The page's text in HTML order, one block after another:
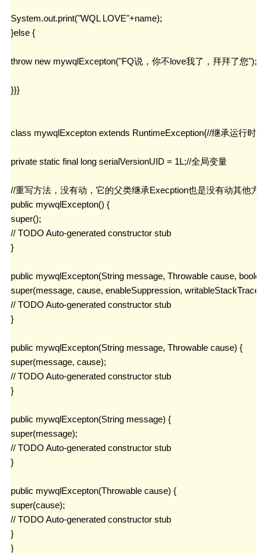
System.out.print("WQL LOVE"+name);
}else {
throw new mywqlExcepton("FQ说，你不love我了，拜拜了您");//
}}}
class mywqlExcepton extends RuntimeException{//继承运行时异
private static final long serialVersionUID = 1L;//全局变量
//重写方法，没有动，它的父类继承Execption也是没有动其他方
public mywqlExcepton() {
super();
// TODO Auto-generated constructor stub
}
public mywqlExcepton(String message, Throwable cause,
super(message, cause, enableSuppression, writableStackTrace);
// TODO Auto-generated constructor stub
}
public mywqlExcepton(String message, Throwable cause) {
super(message, cause);
// TODO Auto-generated constructor stub
}
public mywqlExcepton(String message) {
super(message);
// TODO Auto-generated constructor stub
}
public mywqlExcepton(Throwable cause) {
super(cause);
// TODO Auto-generated constructor stub
}
}